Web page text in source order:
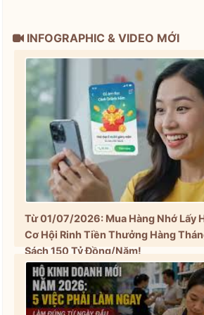
INFOGRAPHIC & VIDEO MỚI
Từ 01/07/2026: Mua Hàng Nhớ Lấy
Cơ Hội Rinh Tiền Thưởng Hàng
Sách 150 Tỷ Đồng/Năm!